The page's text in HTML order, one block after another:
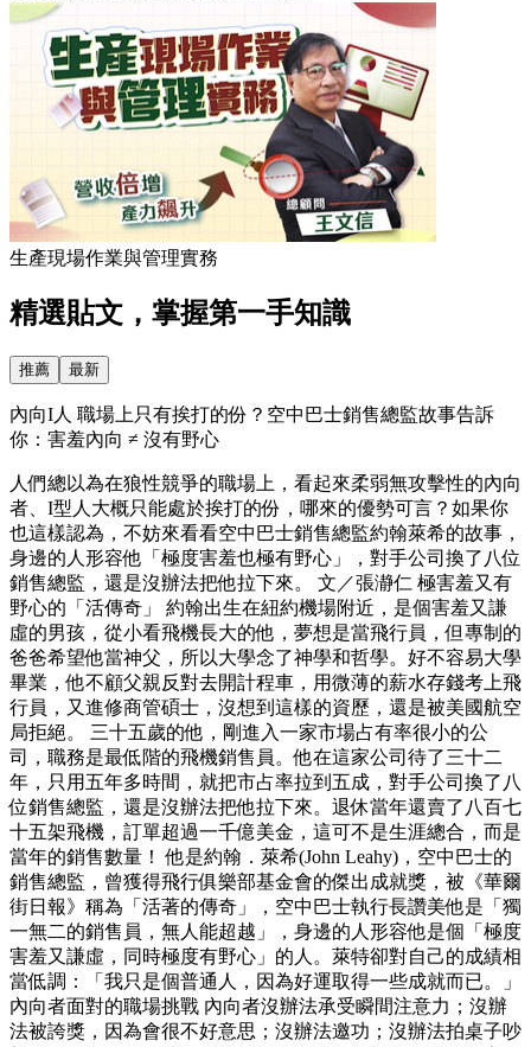
生產現場作業與管理實務
精選貼文，掌握第一手知識
推薦 最新
內向I人 職場上只有挨打的份？空中巴士銷售總監故事告訴
你：害羞內向 ≠ 沒有野心
人們總以為在狼性競爭的職場上，看起來柔弱無攻擊性的內向
者、I型人大概只能處於挨打的份，哪來的優勢可言？如果你
也這樣認為，不妨來看看空中巴士銷售總監約翰萊希的故事，
身邊的人形容他「極度害羞也極有野心」，對手公司換了八位
銷售總監，還是沒辦法把他拉下來。 文／張瀞仁 極害羞又有
野心的「活傳奇」 約翰出生在紐約機場附近，是個害羞又謙
虛的男孩，從小看飛機長大的他，夢想是當飛行員，但專制的
爸爸希望他當神父，所以大學念了神學和哲學。好不容易大學
畢業，他不顧父親反對去開計程車，用微薄的薪水存錢考上飛
行員，又進修商管碩士，沒想到這樣的資歷，還是被美國航空
局拒絕。 三十五歲的他，剛進入一家市場占有率很小的公
司，職務是最低階的飛機銷售員。他在這家公司待了三十二
年，只用五年多時間，就把市占率拉到五成，對手公司換了八
位銷售總監，還是沒辦法把他拉下來。退休當年還賣了八百七
十五架飛機，訂單超過一千億美金，這可不是生涯總合，而是
當年的銷售數量！ 他是約翰．萊希(John Leahy)，空中巴士的
銷售總監，曾獲得飛行俱樂部基金會的傑出成就獎，被《華爾
街日報》稱為「活著的傳奇」，空中巴士執行長讚美他是「獨
一無二的銷售員，無人能超越」，身邊的人形容他是個「極度
害羞又謙虛，同時極度有野心」的人。萊特卻對自己的成績相
當低調：「我只是個普通人，因為好運取得一些成就而已。」
內向者面對的職場挑戰 內向者沒辦法承受瞬間注意力；沒辦
法被誇獎，因為會很不好意思；沒辦法邀功；沒辦法拍桌子吵